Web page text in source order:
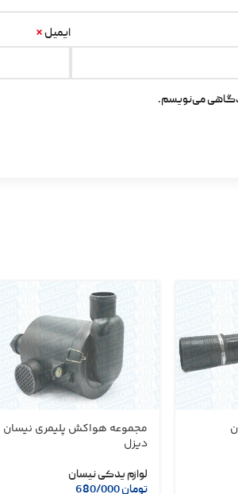
ایمیل *
می‌نویسم.
مجموعه هواکش پلیمری نیسان
دیزل
لوازم یدکی نیسان
تومان